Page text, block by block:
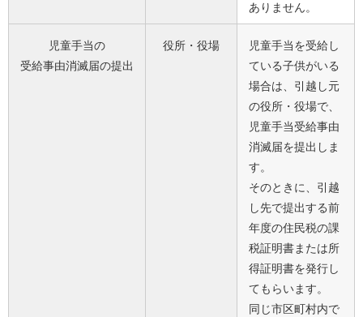
ありません。
児童手当の
受給事由消滅届の提出
役所・役場
児童手当を受給し
ている子供がいる
場合は、引越し元
の役所・役場で、
児童手当受給事由
消滅届を提出しま
す。
そのときに、引越
し先で提出する前
年度の住民税の課
税証明書または所
得証明書を発行し
てもらいます。
同じ市区町村内で